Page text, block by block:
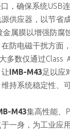
，确保系统USB
供应器，以节省
金属膜以增强防腐
防电磁干扰方面
多数仅通过Class
IMB-M43足以应
持系统稳定性、
M43集高性能、
一身，为工业应